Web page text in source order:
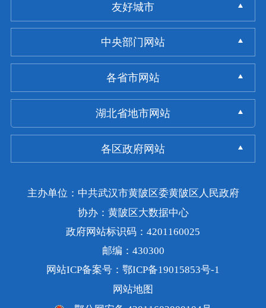
友好城市
中央部门网站
各省市网站
湖北省地市网站
各区政府网站
主办单位：中共武汉市黄陂区委黄陂区人民政府
协办：黄陂区大数据中心
政府网站标识码：4201160025
邮编：430300
网站ICP备案号：鄂ICP备19015853号-1
网站地图